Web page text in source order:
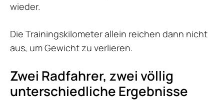
wieder.
Die Trainingskilometer allein reichen dann nicht
aus, um Gewicht zu verlieren.
Zwei Radfahrer, zwei völlig
unterschiedliche Ergebnisse